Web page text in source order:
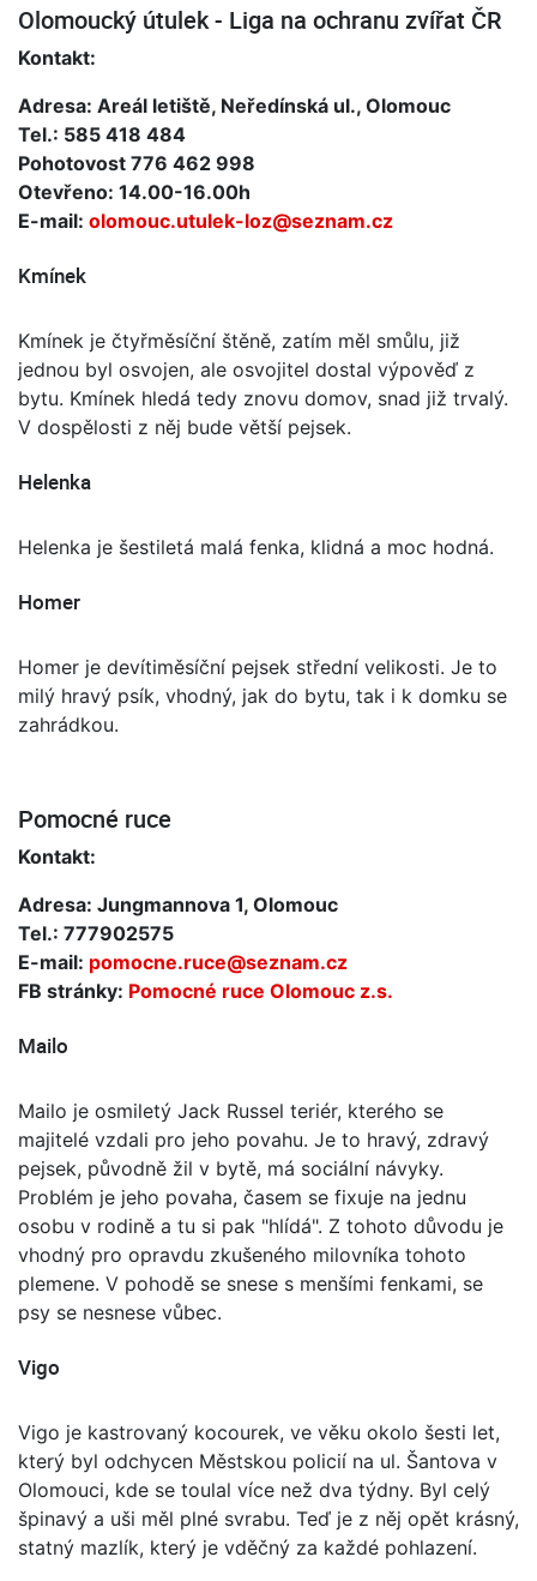
Olomoucký útulek - Liga na ochranu zvířat ČR
Kontakt:
Adresa: Areál letiště, Neředínská ul., Olomouc
Tel.: 585 418 484
Pohotovost 776 462 998
Otevřeno: 14.00-16.00h
E-mail: olomouc.utulek-loz@seznam.cz
Kmínek
Kmínek je čtyřměsíční štěně, zatím měl smůlu, již
jednou byl osvojen, ale osvojitel dostal výpověď z
bytu. Kmínek hledá tedy znovu domov, snad již trvalý.
V dospělosti z něj bude větší pejsek.
Helenka
Helenka je šestiletá malá fenka, klidná a moc hodná.
Homer
Homer je devítiměsíční pejsek střední velikosti. Je to
milý hravý psík, vhodný, jak do bytu, tak i k domku se
zahrádkou.
Pomocné ruce
Kontakt:
Adresa: Jungmannova 1, Olomouc
Tel.: 777902575
E-mail: pomocne.ruce@seznam.cz
FB stránky: Pomocné ruce Olomouc z.s.
Mailo
Mailo je osmiletý Jack Russel teriér, kterého se
majitelé vzdali pro jeho povahu. Je to hravý, zdravý
pejsek, původně žil v bytě, má sociální návyky.
Problém je jeho povaha, časem se fixuje na jednu
osobu v rodině a tu si pak "hlídá". Z tohoto důvodu je
vhodný pro opravdu zkušeného milovníka tohoto
plemene. V pohodě se snese s menšími fenkami, se
psy se nesnese vůbec.
Vigo
Vigo je kastrovaný kocourek, ve věku okolo šesti let,
který byl odchycen Městskou policií na ul. Šantova v
Olomouci, kde se toulal více než dva týdny. Byl celý
špinavý a uši měl plné svrabu. Teď je z něj opět krásný,
statný mazlík, který je vděčný za každé pohlazení.